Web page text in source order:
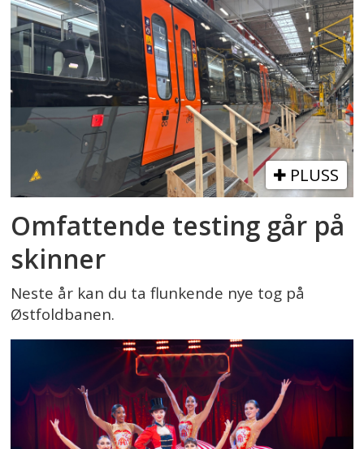
PLUSS
Omfattende testing går på
skinner
Neste år kan du ta flunkende nye tog på
Østfoldbanen.